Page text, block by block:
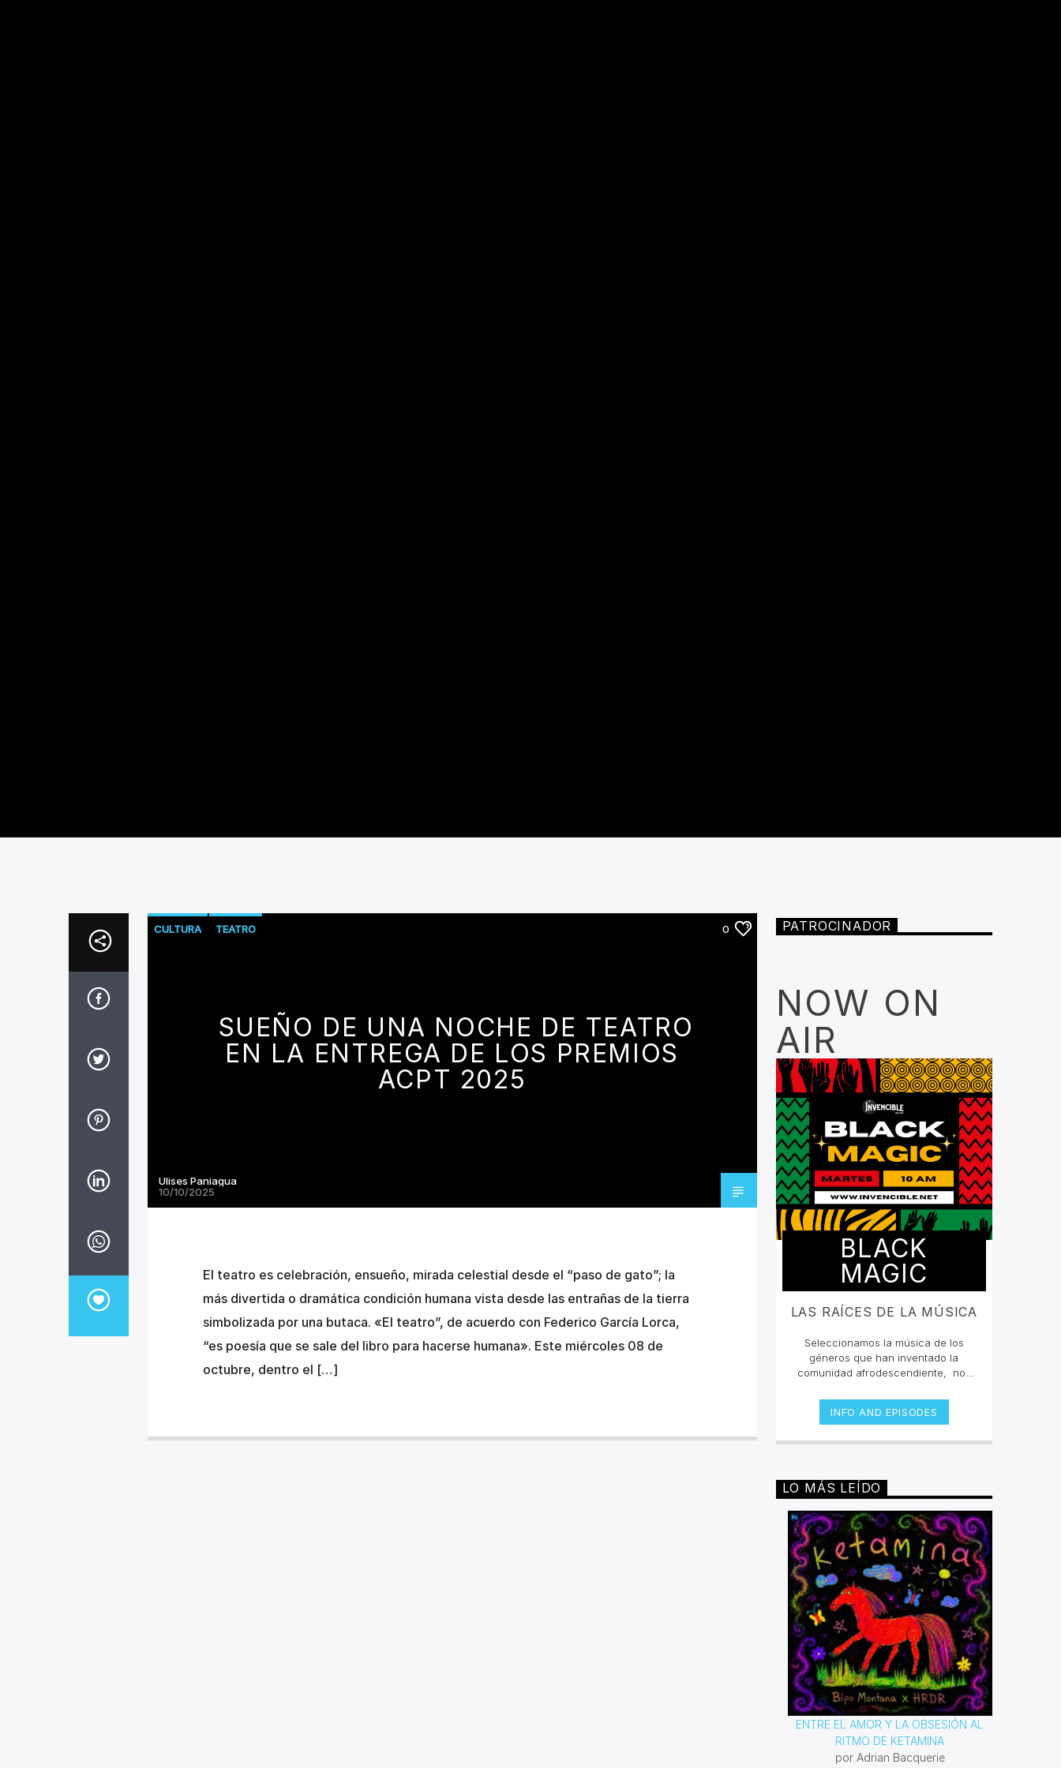
CULTURA TEATRO 0
SUEÑO DE UNA NOCHE DE TEATRO
EN LA ENTREGA DE LOS PREMIOS
ACPT 2025
Ulises Paniagua
10/10/2025
El teatro es celebración, ensueño, mirada celestial desde el “paso de gato”; la
más divertida o dramática condición humana vista desde las entrañas de la tierra
simbolizada por una butaca. «El teatro”, de acuerdo con Federico García Lorca,
“es poesía que se sale del libro para hacerse humana». Este miércoles 08 de
octubre, dentro el […]
PATROCINADOR
NOW ON
AIR
BLACK
MAGIC
LAS RAÍCES DE LA MÚSICA
Seleccionamos la música de los
géneros que han inventado la
comunidad afrodescendiente, nos
grandes compositores en la historia
fueron negros, y bajo sus
desarrollando distintos géneros que
los malestares que atacaban a toda
persona de piel oscura. Desde el
poderosas armas para lucha contra
la segregación y el racismo. Con
este espacio queremos reivindicar
todas las composiciones que esta
comunidad ha dejado para la
posteridad.
INFO AND EPISODES
LO MÁS LEÍDO
ENTRE EL AMOR Y LA OBSESIÓN AL
RITMO DE KETAMINA
por Adrian Bacquerie